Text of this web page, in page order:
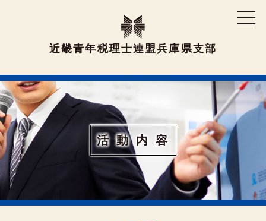
近畿青年税理士連盟兵庫県支部
活 動 内 容